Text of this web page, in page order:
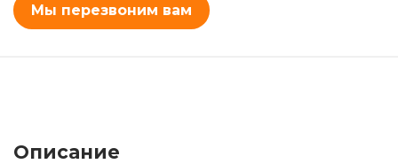
Мы перезвоним вам
Описание